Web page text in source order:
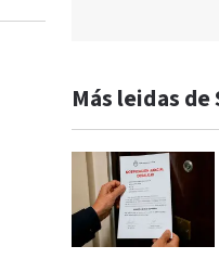
Más leidas de